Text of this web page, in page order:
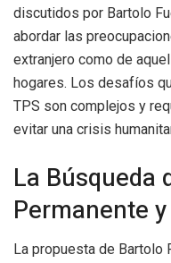
discutidos por Bartolo
abordar las
extranjero como de
hogares. Los desafíos
TPS son complejos y
evitar una crisis
La Búsqueda
Permanente
La propuesta de Bartolo